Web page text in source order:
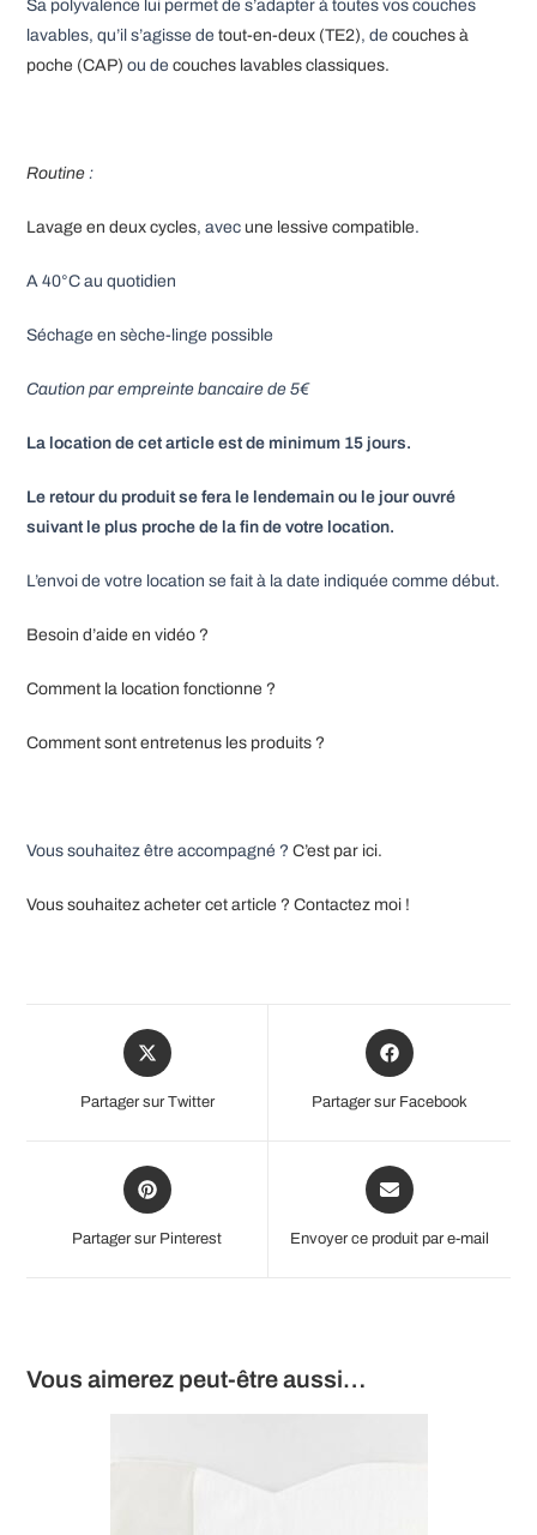
Sa polyvalence lui permet de s’adapter à toutes vos couches
lavables, qu’il s’agisse detout-en-deux (TE2), decouches à
poche (CAP) ou decouches lavables classiques.
Routine :
Lavage en deux cycles, avec une lessive compatible.
A 40°C au quotidien
Séchage en sèche-linge possible
Caution par empreinte bancaire de 5€
La location de cet article est de minimum 15 jours.
Le retour du produit se fera le lendemain ou le jour ouvré
suivant le plus proche de la fin de votre location.
L’envoi de votre location se fait à la date indiquée comme début.
Besoin d’aide en vidéo ?
Comment la location fonctionne ?
Comment sont entretenus les produits ?
Vous souhaitez être accompagné ?C’est par ici.
Vous souhaitez acheter cet article ? Contactez moi !
Opens
in
new
Partager sur Twitter
Opens
in
Partager sur Facebook
Opens
in
Partager sur Pinterest
Opens
in
new
Envoyer ce produit par e-mail
Vous aimerez peut-être aussi…